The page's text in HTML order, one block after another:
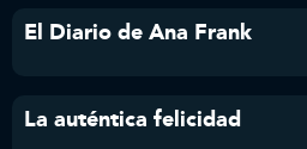
El Diario de Ana Frank
La auténtica felicidad